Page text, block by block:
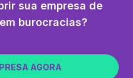
sua empresa de
burocracias?
AGORA